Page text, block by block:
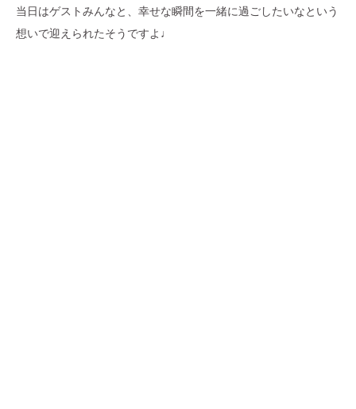
当日はゲストみんなと、幸せな瞬間を一緒に過ごしたいなという
想いで迎えられたそうですよ♩